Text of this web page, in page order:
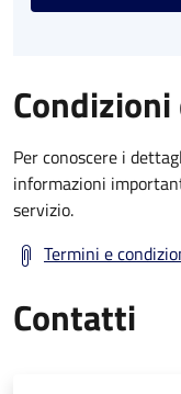
Per conoscere i
informazioni
servizio.
Termini e
Contatti